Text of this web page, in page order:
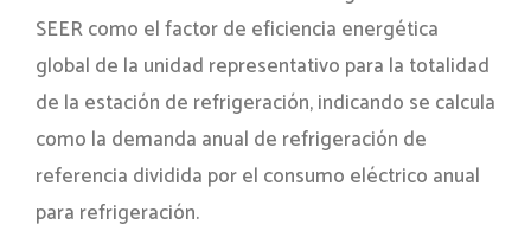
SEER como el factor de eficiencia energética
global de la unidad representativo para la totalidad
de la estación de refrigeración, indicando se calcula
como la demanda anual de refrigeración de
referencia dividida por el consumo eléctrico anual
para refrigeración.